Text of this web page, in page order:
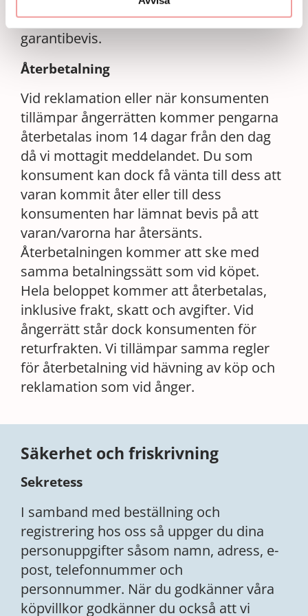
ihåg att spara ditt kvitto, det gäller som
garantibevis.
Återbetalning
Vid reklamation eller när konsumenten
tillämpar ångerrätten kommer pengarna
återbetalas inom 14 dagar från den dag
då vi mottagit meddelandet. Du som
konsument kan dock få vänta till dess att
varan kommit åter eller till dess
konsumenten har lämnat bevis på att
varan/varorna har återsänts.
Återbetalningen kommer att ske med
samma betalningssätt som vid köpet.
Hela beloppet kommer att återbetalas,
inklusive frakt, skatt och avgifter. Vid
ångerrätt står dock konsumenten för
returfrakten. Vi tillämpar samma regler
för återbetalning vid hävning av köp och
reklamation som vid ånger.
Säkerhet och friskrivning
Sekretess
I samband med beställning och
registrering hos oss så uppger du dina
personuppgifter såsom namn, adress, e-
post, telefonnummer och
personnummer. När du godkänner våra
köpvillkor godkänner du också att vi